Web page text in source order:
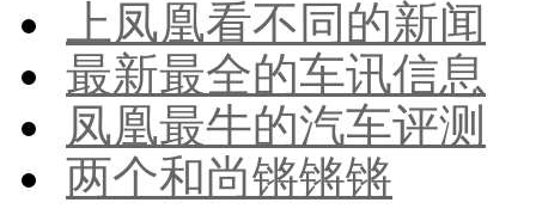
上凤凰看不同的新闻
最新最全的车讯信息
凤凰最牛的汽车评测
两个和尚锵锵锵